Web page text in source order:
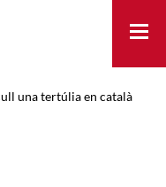
una tertúlia en català